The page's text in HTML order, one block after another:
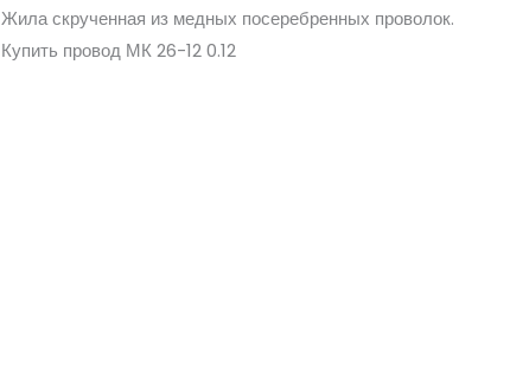
Жила скрученная из медных посеребренных проволок.
Купить провод МК 26-12 0.12